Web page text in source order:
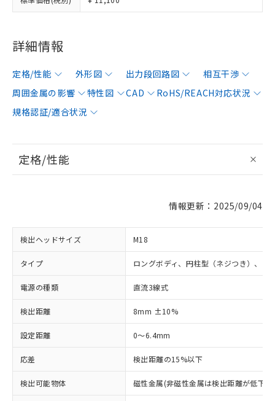
詳細情報
定格/性能 外形図 出力段回路図
相互干渉
周囲金属の影響
特性図 CAD
RoHS/REACH対応状況
規格認証/適合状況
定格/性能
情報更新：2025/09/04
検出ヘッドサイズ M18
タイプ ロングボディ、円柱型（ネジつき）、シ
電源の種類 直流3線式
検出距離 8mm ±10%
設定距離 0～6.4mm
応差 検出距離の15%以下
検出可能物体 磁性金属(非磁性金属は検出距離が低下し